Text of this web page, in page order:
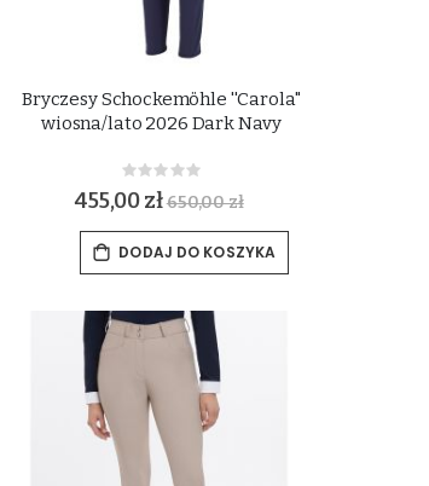
Bryczesy Schockemöhle ''Carola''
wiosna/lato 2026 Dark Navy
Rating:
0%
455,00 zł650,00 zł
DODAJ DO KOSZYKA